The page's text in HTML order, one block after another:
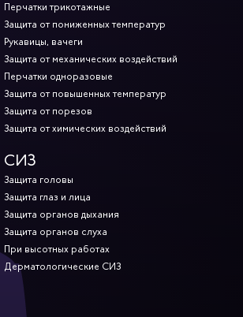
Перчатки трикотажные
Защита от пониженных температур
Рукавицы, вачеги
Защита от механических воздействий
Перчатки одноразовые
Защита от повышенных температур
Защита от порезов
Защита от химических воздействий
СИЗ
Защита головы
Защита глаз и лица
Защита органов дыхания
Защита органов слуха
При высотных работах
Дерматологические СИЗ